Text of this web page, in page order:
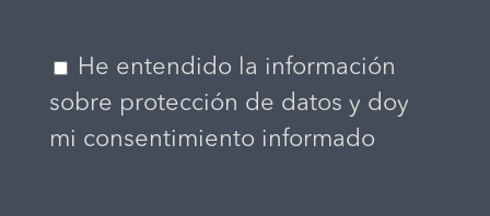
He entendido la información
sobre protección de datos y doy
mi consentimiento informado